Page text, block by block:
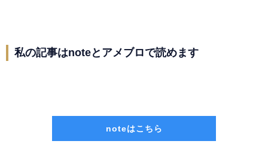
私の記事はnoteとアメブロで読めます
noteはこちら